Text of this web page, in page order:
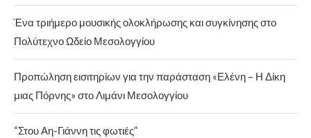
Ένα τριήμερο μουσικής ολοκλήρωσης και συγκίνησης στο
Πολύτεχνο Ωδείο Μεσολογγίου
Προπώληση εισιτηρίων για την παράσταση «Ελένη – Η Δίκη
μιας Πόρνης» στο Λιμάνι Μεσολογγίου
“Στου Αη-Γιάννη τις φωτιές”